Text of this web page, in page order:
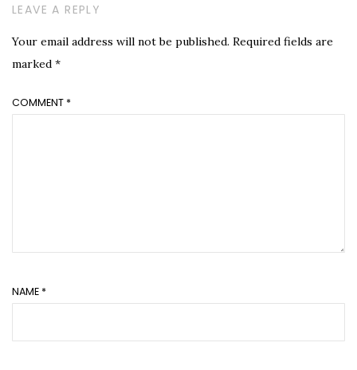
LEAVE A REPLY
Your email address will not be published. Required fields are
marked *
COMMENT *
NAME *